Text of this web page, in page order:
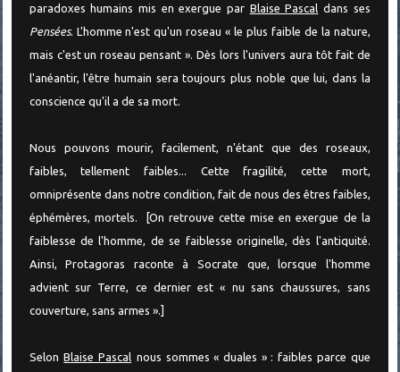
paradoxes humains mis en exergue par Blaise Pascal dans ses
Pensées. L'homme n'est qu'un roseau « le plus faible de la nature,
mais c'est un roseau pensant ». Dès lors l'univers aura tôt fait de
l'anéantir, l'être humain sera toujours plus noble que lui, dans la
conscience qu'il a de sa mort.
Nous pouvons mourir, facilement, n'étant que des roseaux,
faibles, tellement faibles... Cette fragilité, cette mort,
omniprésente dans notre condition, fait de nous des êtres faibles,
éphémères, mortels. [On retrouve cette mise en exergue de la
faiblesse de l'homme, de se faiblesse originelle, dès l'antiquité.
Ainsi, Protagoras raconte à Socrate que, lorsque l'homme
advient sur Terre, ce dernier est « nu sans chaussures, sans
couverture, sans armes ».]
Selon Blaise Pascal nous sommes « duales » : faibles parce que